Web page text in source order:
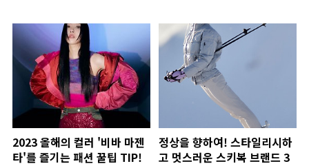
2023 올해의 컬러 '비바 마젠
타'를 즐기는 패션 꿀팁 TIP!
정상을 향하여! 스타일리시하
고 멋스러운 스키복 브랜드 3